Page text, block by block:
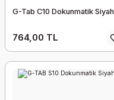
G-Tab C10 Dokunmatik Siyah
764,00 TL